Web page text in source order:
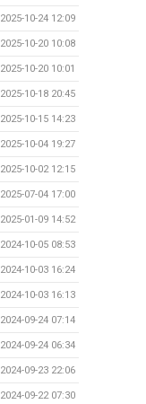
2025-10-24 12:09
2025-10-20 10:08
2025-10-20 10:01
2025-10-18 20:45
2025-10-15 14:23
2025-10-04 19:27
2025-10-02 12:15
2025-07-04 17:00
2025-01-09 14:52
2024-10-05 08:53
2024-10-03 16:24
2024-10-03 16:13
2024-09-24 07:14
2024-09-24 06:34
2024-09-23 22:06
2024-09-22 07:30